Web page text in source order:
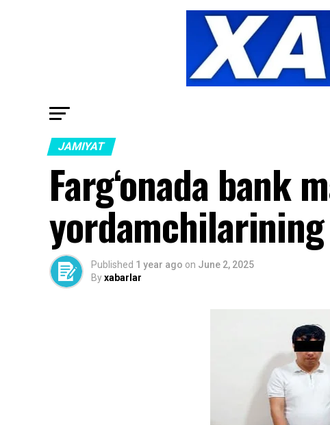
JAMIYAT
Farg‘onada bank
Published 1 year ago on June 2, 2025
Byxabarlar